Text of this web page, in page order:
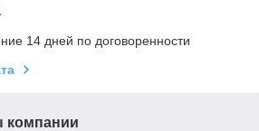
14 дней по договоренности
компании